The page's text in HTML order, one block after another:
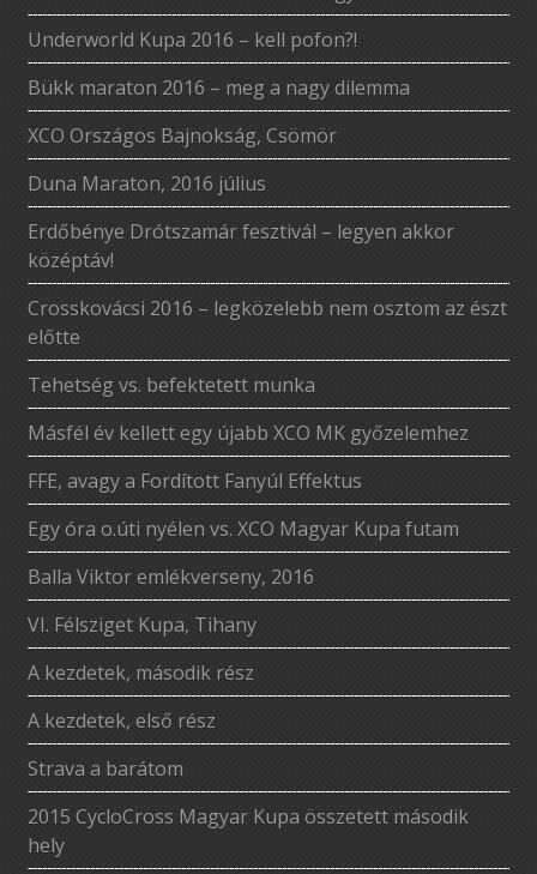
Underworld Kupa 2016 – kell pofon?!
Bükk maraton 2016 – meg a nagy dilemma
XCO Országos Bajnokság, Csömör
Duna Maraton, 2016 július
Erdőbénye Drótszamár fesztivál – legyen akkor
középtáv!
Crosskovácsi 2016 – legközelebb nem osztom az észt
előtte
Tehetség vs. befektetett munka
Másfél év kellett egy újabb XCO MK győzelemhez
FFE, avagy a Fordított Fanyúl Effektus
Egy óra o.úti nyélen vs. XCO Magyar Kupa futam
Balla Viktor emlékverseny, 2016
VI. Félsziget Kupa, Tihany
A kezdetek, második rész
A kezdetek, első rész
Strava a barátom
2015 CycloCross Magyar Kupa összetett második
hely